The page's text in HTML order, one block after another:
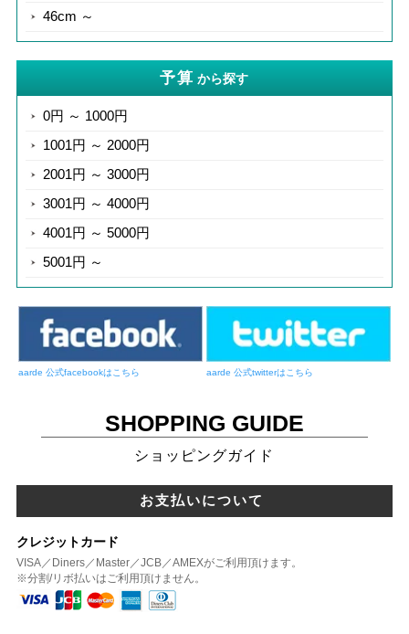
46cm ～
予算 から探す
0円 ～ 1000円
1001円 ～ 2000円
2001円 ～ 3000円
3001円 ～ 4000円
4001円 ～ 5000円
5001円 ～
aarde 公式facebookはこちら aarde 公式twitterはこちら
SHOPPING GUIDE
ショッピングガイド
お支払いについて
クレジットカード
VISA／Diners／Master／JCB／AMEXがご利用頂けます。
※分割/リボ払いはご利用頂けません。